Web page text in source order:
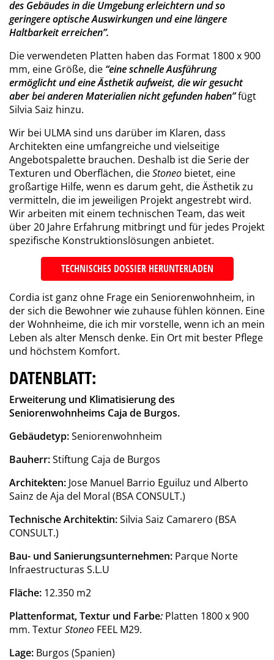
des Gebäudes in die Umgebung erleichtern und so
geringere optische Auswirkungen und eine längere
Haltbarkeit erreichen”.
Die verwendeten Platten haben das Format 1800 x 900
mm, eine Größe, die “eine schnelle Ausführung
ermöglicht und eine Ästhetik aufweist, die wir gesucht
aber bei anderen Materialien nicht gefunden haben”fügt
Silvia Saiz hinzu.
Wir bei ULMA sind uns darüber im Klaren, dass
Architekten eine umfangreiche und vielseitige
Angebotspalette brauchen. Deshalb ist die Serie der
Texturen und Oberflächen, dieStoneo bietet, eine
großartige Hilfe, wenn es darum geht, die Ästhetik zu
vermitteln, die im jeweiligen Projekt angestrebt wird.
Wir arbeiten mit einem technischen Team, das weit
über 20 Jahre Erfahrung mitbringt und für jedes Projekt
spezifische Konstruktionslösungen anbietet.
TECHNISCHES DOSSIER HERUNTERLADEN
Cordia ist ganz ohne Frage ein Seniorenwohnheim, in
der sich die Bewohner wie zuhause fühlen können. Eine
der Wohnheime, die ich mir vorstelle, wenn ich an mein
Leben als alter Mensch denke. Ein Ort mit bester Pflege
und höchstem Komfort.
DATENBLATT:
Erweiterung und Klimatisierung des
Seniorenwohnheims Caja de Burgos.
Gebäudetyp:Seniorenwohnheim
Bauherr:Stiftung Caja de Burgos
Architekten: Jose Manuel Barrio Eguiluz und Alberto
Sainz de Aja del Moral (BSA CONSULT.)
Technische Architektin:Silvia Saiz Camarero (BSA
CONSULT.)
Bau- und Sanierungsunternehmen: Parque Norte
Infraestructuras S.L.U
Fläche: 12.350 m2
Plattenformat, Textur und Farbe: Platten 1800 x 900
mm. TexturStoneo FEEL M29.
Lage: Burgos (Spanien)